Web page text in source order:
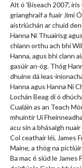
Alt ó 'Biseach 2007',
grianghraif a fuair Jimí
aistriúchán ar chuid
Hanna Ní Thuairisg
chlann orthu ach bhí
Hanna, agus bhí clann
gasúir an-óg. Thóg
dhuine dá leas-
Hanna agus Hanna Ní
Lochán Beag dí ó
Cualáin as an Teach
mhuintir Uí
acu sin a bhásaigh
Col ceathair léi, James
Maine, a thóg na
Ba mac é siúd le James